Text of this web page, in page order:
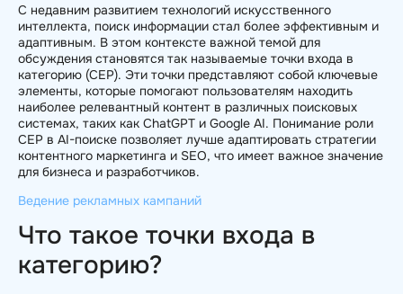
С недавним развитием технологий искусственного
интеллекта, поиск информации стал более эффективным и
адаптивным. В этом контексте важной темой для
обсуждения становятся так называемые точки входа в
категорию (CEP). Эти точки представляют собой ключевые
элементы, которые помогают пользователям находить
наиболее релевантный контент в различных поисковых
системах, таких как ChatGPT и Google AI. Понимание роли
CEP в AI-поиске позволяет лучше адаптировать стратегии
контентного маркетинга и SEO, что имеет важное значение
для бизнеса и разработчиков.
Ведение рекламных кампаний
Что такое точки входа в
категорию?